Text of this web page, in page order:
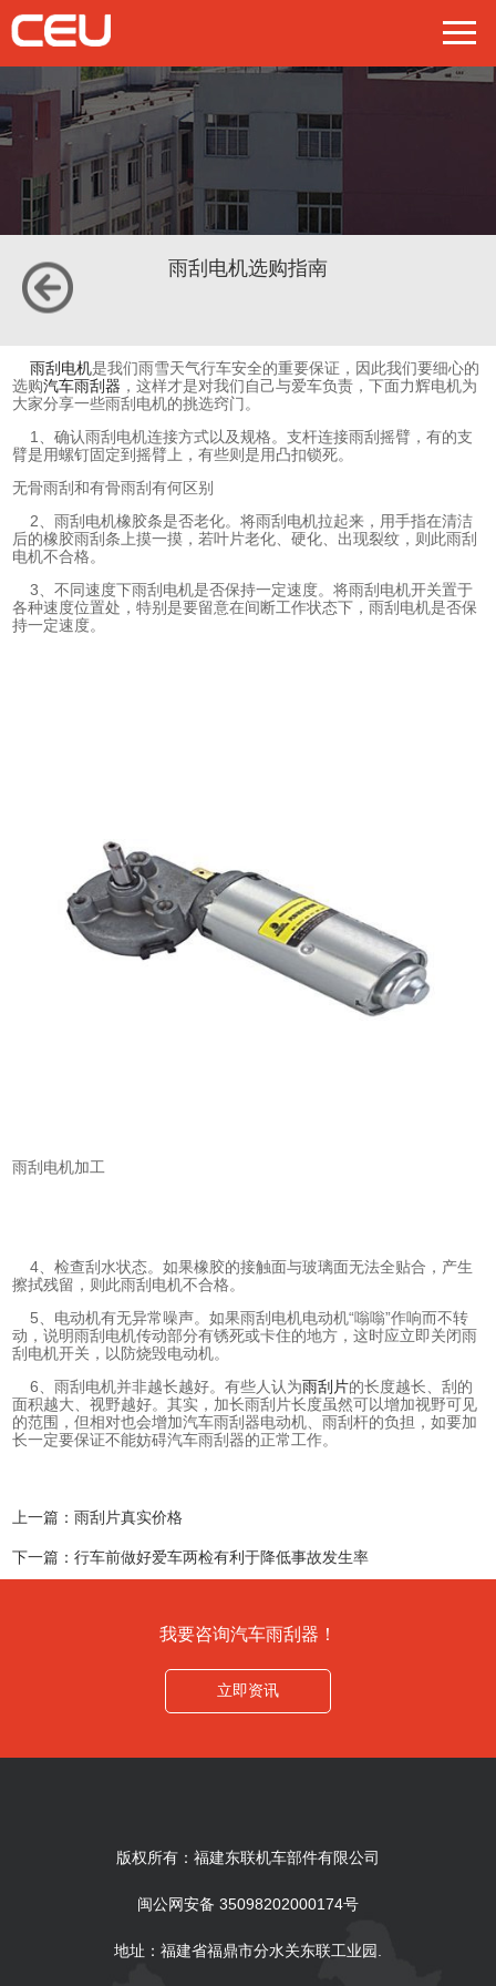
雨刮电机选购指南
雨刮电机是我们雨雪天气行车安全的重要保证，因此我们要细心的
选购汽车雨刮器 ，这样才是对我们自己与爱车负责，下面力辉电机为
大家分享一些雨刮电机的挑选窍门。
1、确认雨刮电机连接方式以及规格。支杆连接雨刮摇臂，有的支
臂是用螺钉固定到摇臂上，有些则是用凸扣锁死。
无骨雨刮和有骨雨刮有何区别
2、雨刮电机橡胶条是否老化。将雨刮电机拉起来，用手指在清洁
后的橡胶雨刮条上摸一摸，若叶片老化、硬化、出现裂纹，则此雨刮
电机不合格。
3、不同速度下雨刮电机是否保持一定速度。将雨刮电机开关置于
各种速度位置处，特别是要留意在间断工作状态下，雨刮电机是否保
持一定速度。
雨刮电机加工
4、检查刮水状态。如果橡胶的接触面与玻璃面无法全贴合，产生
擦拭残留，则此雨刮电机不合格。
5、电动机有无异常噪声。如果雨刮电机电动机“嗡嗡”作响而不转
动，说明雨刮电机传动部分有锈死或卡住的地方，这时应立即关闭雨
刮电机开关，以防烧毁电动机。
6、雨刮电机并非越长越好。有些人认为雨刮片的长度越长、刮的
面积越大、视野越好。其实，加长雨刮片长度虽然可以增加视野可见
的范围，但相对也会增加汽车雨刮器电动机、雨刮杆的负担，如要加
长一定要保证不能妨碍汽车雨刮器的正常工作。
上一篇： 雨刮片真实价格
下一篇：行车前做好爱车两检有利于降低事故发生率
我要咨询汽车雨刮器！
立即资讯
版权所有：福建东联机车部件有限公司
闽公网安备 35098202000174号
地址：福建省福鼎市分水关东联工业园.